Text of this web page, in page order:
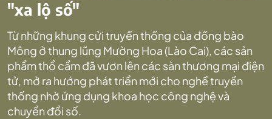
"xa lộ số"
Từ những khung cửi truyền thống của đồng bào
Mông ở thung lũng Mường Hoa (Lào Cai), các sản
phẩm thổ cẩm đã vươn lên các sàn thương mại điện
tử, mở ra hướng phát triển mới cho nghề truyền
thống nhờ ứng dụng khoa học công nghệ và
chuyển đổi số.